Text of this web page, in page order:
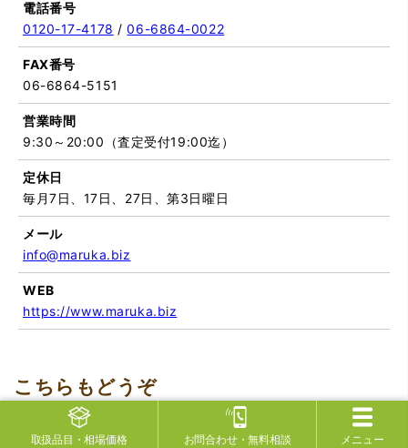
電話番号
0120-17-4178 /06-6864-0022
FAX番号
06-6864-5151
営業時間
9:30～20:00（査定受付19:00迄）
定休日
毎月7日、17日、27日、第3日曜日
メール
info@maruka.biz
WEB
https://www.maruka.biz
取扱品目 ・相場価格 お問合わせ・無料相談 メニュー